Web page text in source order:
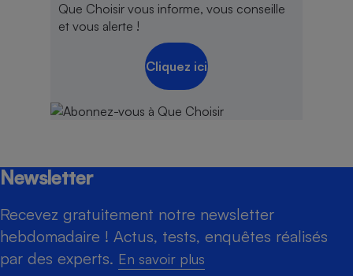
Que Choisir vous informe, vous conseille
et vous alerte !
Cliquez ici
Newsletter
Recevez gratuitement notre newsletter
hebdomadaire ! Actus, tests, enquêtes réalisés
par des experts. En savoir plus